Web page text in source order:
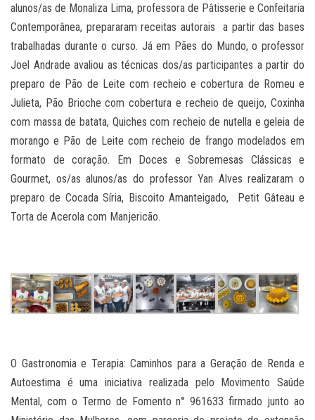
alunos/as de Monaliza Lima, professora de Pâtisserie e Confeitaria
Contemporânea, prepararam receitas autorais a partir das bases
trabalhadas durante o curso. Já em Pães do Mundo, o professor
Joel Andrade avaliou as técnicas dos/as participantes a partir do
preparo de Pão de Leite com recheio e cobertura de Romeu e
Julieta, Pão Brioche com cobertura e recheio de queijo, Coxinha
com massa de batata, Quiches com recheio de nutella e geleia de
morango e Pão de Leite com recheio de frango modelados em
formato de coração. Em Doces e Sobremesas Clássicas e
Gourmet, os/as alunos/as do professor Yan Alves realizaram o
preparo de Cocada Síria, Biscoito Amanteigado, Petit Gâteau e
Torta de Acerola com Manjericão.
O Gastronomia e Terapia: Caminhos para a Geração de Renda e
Autoestima é uma iniciativa realizada pelo Movimento Saúde
Mental, com o Termo de Fomento n° 961633 firmado junto ao